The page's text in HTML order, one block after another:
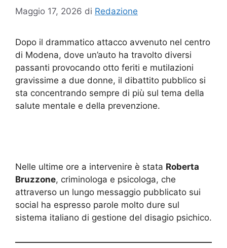
Maggio 17, 2026 di Redazione
Dopo il drammatico attacco avvenuto nel centro
di Modena, dove un’auto ha travolto diversi
passanti provocando otto feriti e mutilazioni
gravissime a due donne, il dibattito pubblico si
sta concentrando sempre di più sul tema della
salute mentale e della prevenzione.
Nelle ultime ore a intervenire è stata Roberta
Bruzzone, criminologa e psicologa, che
attraverso un lungo messaggio pubblicato sui
social ha espresso parole molto dure sul
sistema italiano di gestione del disagio psichico.